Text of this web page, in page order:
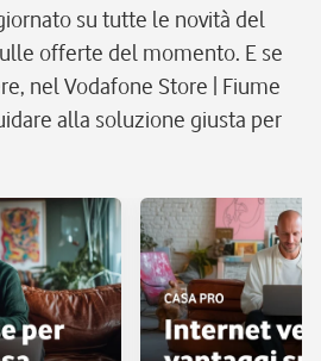
su tutte le novità del
offerte del momento. E se
nel Vodafone Store | Fiume
alla soluzione giusta per